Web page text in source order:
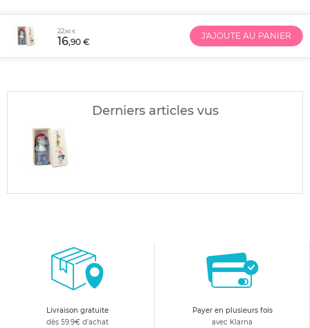
22,90 €
16,90 €
J'AJOUTE AU PANIER
Derniers articles vus
Livraison gratuite
dès 59.9€ d'achat
Payer en plusieurs fois
avec Klarna